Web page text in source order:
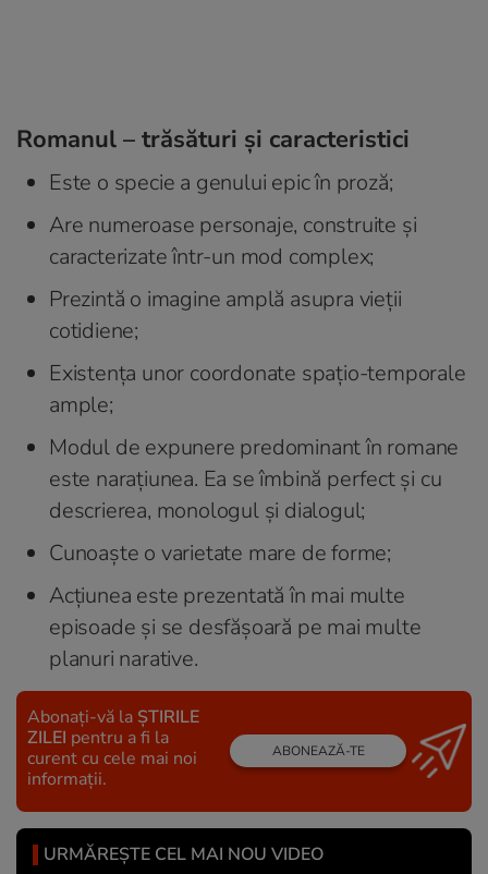
Romanul – trăsături și caracteristici
Este o specie a genului epic în proză;
Are numeroase personaje, construite și
caracterizate într-un mod complex;
Prezintă o imagine amplă asupra vieții
cotidiene;
Existența unor coordonate spațio-temporale
ample;
Modul de expunere predominant în romane
este narațiunea. Ea se îmbină perfect și cu
descrierea, monologul și dialogul;
Cunoaște o varietate mare de forme;
Acțiunea este prezentată în mai multe
episoade și se desfășoară pe mai multe
planuri narative.
Abonați-vă la ȘTIRILE
ZILEI pentru a fi la
curent cu cele mai noi
informații.
ABONEAZĂ-TE
URMĂREȘTE CEL MAI NOU VIDEO